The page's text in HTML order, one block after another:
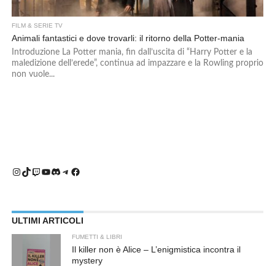
FILM & SERIE TV
Animali fantastici e dove trovarli: il ritorno della Potter-mania
Introduzione La Potter mania, fin dall’uscita di “Harry Potter e la
maledizione dell’erede”, continua ad impazzare e la Rowling proprio
non vuole...
Instagram
TikTok
Twitch
YouTube
Discord
Telegram
Facebook
ULTIMI ARTICOLI
FUMETTI & LIBRI
Il killer non è Alice – L’enigmistica incontra il
mystery